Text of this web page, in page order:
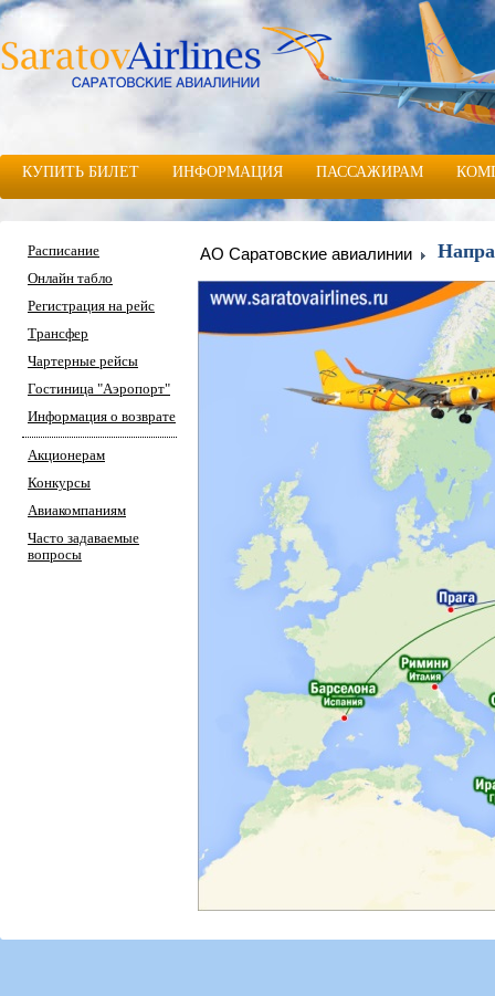
КУПИТЬ БИЛЕТ ИНФОРМАЦИЯ ПАССАЖИРАМ
Расписание
Онлайн табло
Регистрация на рейс
Трансфер
Чартерные рейсы
Гостиница "Аэропорт"
Информация о возврате
Акционерам
Конкурсы
Авиакомпаниям
Часто задаваемые
вопросы
АО Саратовские авиалинии